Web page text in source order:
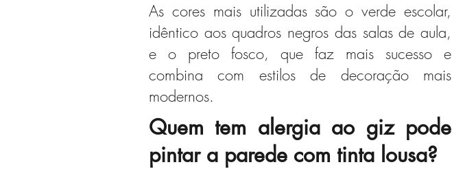
As cores mais utilizadas são o verde escolar,
idêntico aos quadros negros das salas de aula,
e o preto fosco, que faz mais sucesso e
combina com estilos de decoração mais
modernos.
Quem tem alergia ao giz pode
pintar a parede com tinta lousa?